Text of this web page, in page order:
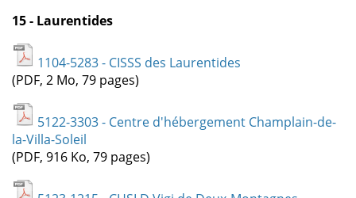
15 - Laurentides
1104-5283 - CISSS des Laurentides
(PDF, 2 Mo, 79 pages)
5122-3303 - Centre d'hébergement Champlain-de-
la-Villa-Soleil
(PDF, 916 Ko, 79 pages)